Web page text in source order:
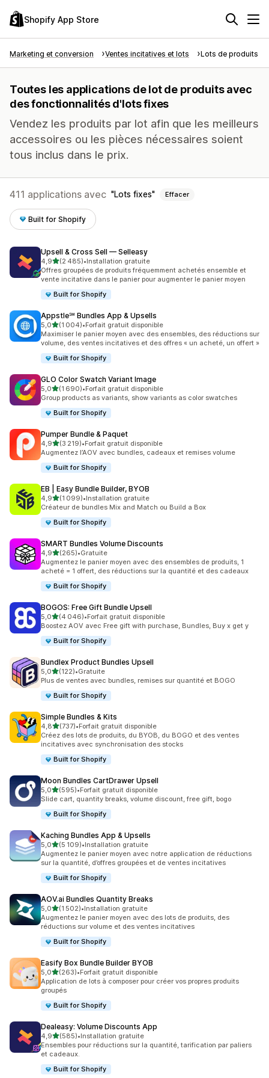
Shopify App Store
Marketing et conversion Ventes incitatives et lots Lots de produits
Toutes les applications de lot de produits avec
des fonctionnalités d'lots fixes
Vendez les produits par lot afin que les meilleurs
accessoires ou les pièces nécessaires soient
tous inclus dans le prix.
411 applications avec Lots fixes Effacer
Built for Shopify
Upsell & Cross Sell — Selleasy
4,9étoile(s) sur 5
(2 485)
2485 avis au total
•Installation gratuite
Offres groupées de produits fréquemment achetés ensemble et
vente incitative dans le panier pour augmenter le panier moyen
Built for Shopify
Appstle℠ Bundles App & Upsells
5,0étoile(s) sur 5
(1 004)
1004 avis au total
•Forfait gratuit disponible
Maximiser le panier moyen avec des ensembles, des réductions sur
volume, des ventes incitatives et des offres « un acheté, un offert »
Built for Shopify
GLO Color Swatch Variant Image
5,0étoile(s) sur 5
(1 690)
1690 avis au total
•Forfait gratuit disponible
Group products as variants, show variants as color swatches
Built for Shopify
Pumper Bundle & Paquet
4,9étoile(s) sur 5
(3 219)
3219 avis au total
•Forfait gratuit disponible
Augmentez l’AOV avec bundles, cadeaux et remises volume
Built for Shopify
EB | Easy Bundle Builder, BYOB
4,9étoile(s) sur 5
(1 099)
1099 avis au total
•Installation gratuite
Créateur de bundles Mix and Match ou Build a Box
Built for Shopify
SMART Bundles Volume Discounts
4,9étoile(s) sur 5
(265)
265 avis au total
•Gratuite
Augmentez le panier moyen avec des ensembles de produits, 1
acheté = 1 offert, des réductions sur la quantité et des cadeaux
Built for Shopify
BOGOS: Free Gift Bundle Upsell
5,0étoile(s) sur 5
(4 046)
4046 avis au total
•Forfait gratuit disponible
Boostez AOV avec Free gift with purchase, Bundles, Buy x get y
Built for Shopify
Bundlex Product Bundles Upsell
5,0étoile(s) sur 5
(122)
122 avis au total
•Gratuite
Plus de ventes avec bundles, remises sur quantité et BOGO
Built for Shopify
Simple Bundles & Kits
4,8étoile(s) sur 5
(737)
737 avis au total
•Forfait gratuit disponible
Créez des lots de produits, du BYOB, du BOGO et des ventes
incitatives avec synchronisation des stocks
Built for Shopify
Moon Bundles CartDrawer Upsell
5,0étoile(s) sur 5
(595)
595 avis au total
•Forfait gratuit disponible
Slide cart, quantity breaks, volume discount, free gift, bogo
Built for Shopify
Kaching Bundles App & Upsells
5,0étoile(s) sur 5
(5 109)
5109 avis au total
•Installation gratuite
Augmentez le panier moyen avec notre application de réductions
sur la quantité, d’offres groupées et de ventes incitatives
Built for Shopify
AOV.ai Bundles Quantity Breaks
5,0étoile(s) sur 5
(1 502)
1502 avis au total
•Installation gratuite
Augmentez le panier moyen avec des lots de produits, des
réductions sur volume et des ventes incitatives
Built for Shopify
Easify Box Bundle Builder BYOB
5,0étoile(s) sur 5
(263)
263 avis au total
•Forfait gratuit disponible
Application de lots à composer pour créer vos propres produits
groupés
Built for Shopify
Dealeasy: Volume Discounts App
4,9étoile(s) sur 5
(585)
585 avis au total
•Installation gratuite
Ensembles pour réductions sur la quantité, tarification par paliers
et cadeaux.
Built for Shopify